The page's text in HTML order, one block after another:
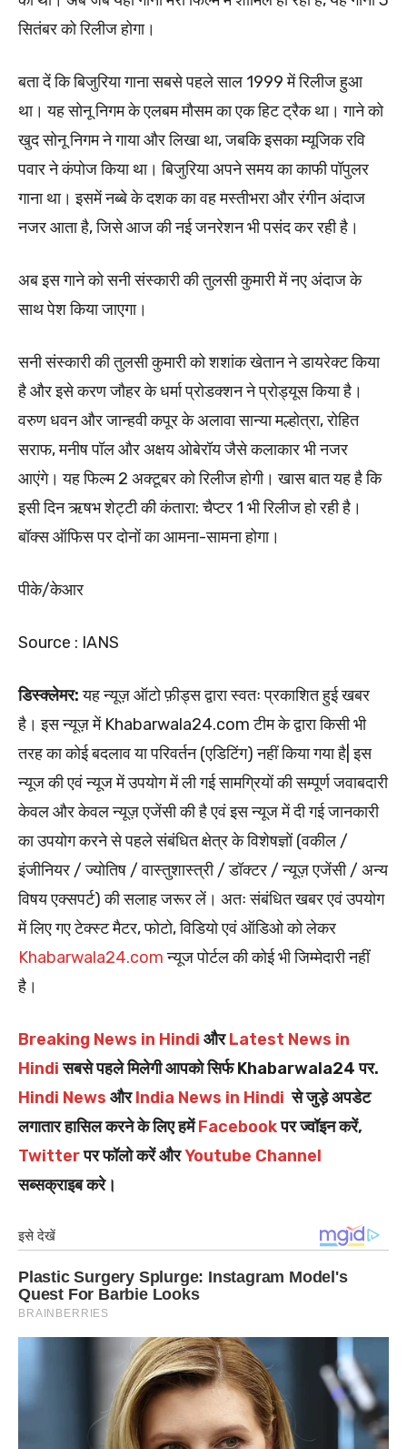
सितंबर को रिलीज होगा।
बता दें कि बिजुरिया गाना सबसे पहले साल 1999 में रिलीज हुआ
था। यह सोनू निगम के एलबम मौसम का एक हिट ट्रैक था। गाने को
खुद सोनू निगम ने गाया और लिखा था, जबकि इसका म्यूजिक रवि
पवार ने कंपोज किया था। बिजुरिया अपने समय का काफी पॉपुलर
गाना था। इसमें नब्बे के दशक का वह मस्तीभरा और रंगीन अंदाज
नजर आता है, जिसे आज की नई जनरेशन भी पसंद कर रही है।
अब इस गाने को सनी संस्कारी की तुलसी कुमारी में नए अंदाज के
साथ पेश किया जाएगा।
सनी संस्कारी की तुलसी कुमारी को शशांक खेतान ने डायरेक्ट किया
है और इसे करण जौहर के धर्मा प्रोडक्शन ने प्रोड्यूस किया है।
वरुण धवन और जान्हवी कपूर के अलावा सान्या मल्होत्रा, रोहित
सराफ, मनीष पॉल और अक्षय ओबेरॉय जैसे कलाकार भी नजर
आएंगे। यह फिल्म 2 अक्टूबर को रिलीज होगी। खास बात यह है कि
इसी दिन ऋषभ शेट्टी की कंतारा: चैप्टर 1 भी रिलीज हो रही है।
बॉक्स ऑफिस पर दोनों का आमना-सामना होगा।
पीके/केआर
Source : IANS
डिस्क्लेमर:यह न्यूज़ ऑटो फ़ीड्स द्वारा स्वतः प्रकाशित हुई खबर
है। इस न्यूज़ में Khabarwala24.com टीम के द्वारा किसी भी
तरह का कोई बदलाव या परिवर्तन (एडिटिंग) नहीं किया गया है| इस
न्यूज की एवं न्यूज में उपयोग में ली गई सामग्रियों की सम्पूर्ण जवाबदारी
केवल और केवल न्यूज़ एजेंसी की है एवं इस न्यूज में दी गई जानकारी
का उपयोग करने से पहले संबंधित क्षेत्र के विशेषज्ञों (वकील /
इंजीनियर / ज्योतिष / वास्तुशास्त्री / डॉक्टर / न्यूज़ एजेंसी / अन्य
विषय एक्सपर्ट) की सलाह जरूर लें। अतः संबंधित खबर एवं उपयोग
में लिए गए टेक्स्ट मैटर, फोटो, विडियो एवं ऑडिओ को लेकर
Khabarwala24.comन्यूज पोर्टल की कोई भी जिम्मेदारी नहीं
है।
Breaking News in Hindi औरLatest News in
Hindiसबसे पहले मिलेगी आपको सिर्फ Khabarwala24 पर.
Hindi News औरIndia News in Hindi से जुड़े अपडेट
लगातार हासिल करने के लिए हमेंFacebookपर ज्वॉइन करें,
Twitterपर फॉलो करें औरYoutube Channel
सब्सक्राइब करे।